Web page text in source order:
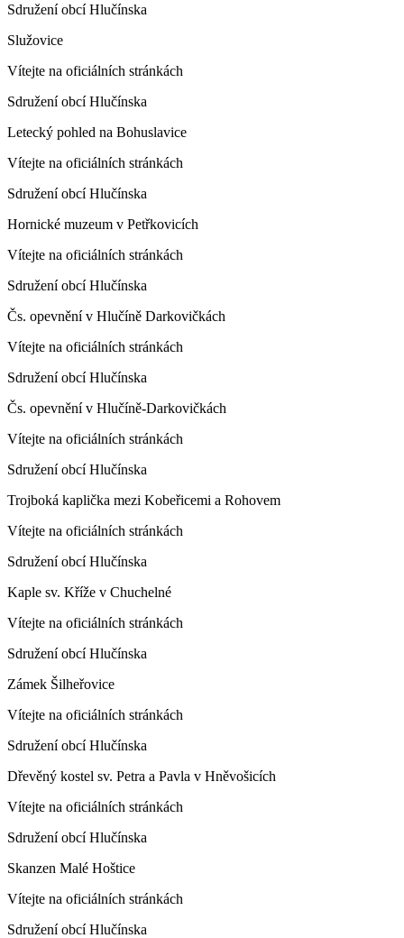
Sdružení obcí Hlučínska
Služovice
Vítejte na oficiálních stránkách
Sdružení obcí Hlučínska
Letecký pohled na Bohuslavice
Vítejte na oficiálních stránkách
Sdružení obcí Hlučínska
Hornické muzeum v Petřkovicích
Vítejte na oficiálních stránkách
Sdružení obcí Hlučínska
Čs. opevnění v Hlučíně Darkovičkách
Vítejte na oficiálních stránkách
Sdružení obcí Hlučínska
Čs. opevnění v Hlučíně-Darkovičkách
Vítejte na oficiálních stránkách
Sdružení obcí Hlučínska
Trojboká kaplička mezi Kobeřicemi a Rohovem
Vítejte na oficiálních stránkách
Sdružení obcí Hlučínska
Kaple sv. Kříže v Chuchelné
Vítejte na oficiálních stránkách
Sdružení obcí Hlučínska
Zámek Šilheřovice
Vítejte na oficiálních stránkách
Sdružení obcí Hlučínska
Dřevěný kostel sv. Petra a Pavla v Hněvošicích
Vítejte na oficiálních stránkách
Sdružení obcí Hlučínska
Skanzen Malé Hoštice
Vítejte na oficiálních stránkách
Sdružení obcí Hlučínska